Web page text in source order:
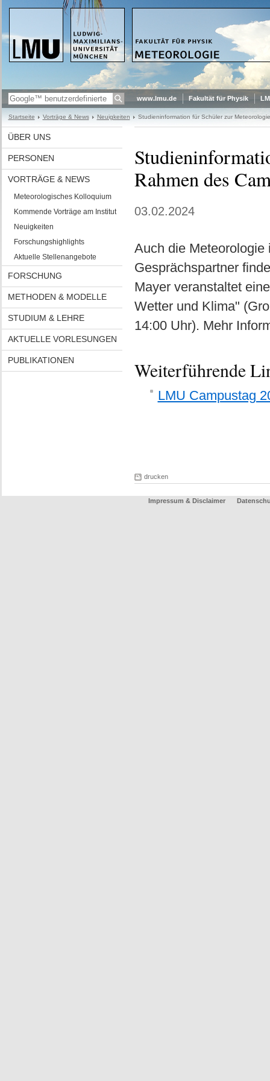
www.lmu.de Fakultät für Physik
Startseite Vorträge & News Neuigkeiten Studieninformation für Schüler zur
ÜBER UNS
PERSONEN
VORTRÄGE & NEWS
Meteorologisches Kolloquium
Kommende Vorträge am Institut
Neuigkeiten
Forschungshighlights
Aktuelle Stellenangebote
FORSCHUNG
METHODEN & MODELLE
STUDIUM & LEHRE
AKTUELLE VORLESUNGEN
PUBLIKATIONEN
Rahmen des
03.02.2024
Auch die Meteorologie
Gesprächspartner
Mayer veranstaltet
Wetter und Klima"
14:00 Uhr). Mehr
Weiterführende
LMU Campustag
drucken
Impressum & Disclaimer